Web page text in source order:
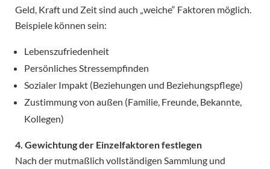
Geld, Kraft und Zeit sind auch „weiche“ Faktoren möglich.
Beispiele können sein:
Lebenszufriedenheit
Persönliches Stressempfinden
Sozialer Impakt (Beziehungen und Beziehungspflege)
Zustimmung von außen (Familie, Freunde, Bekannte,
Kollegen)
4. Gewichtung der Einzelfaktoren festlegen
Nach der mutmaßlich vollständigen Sammlung und